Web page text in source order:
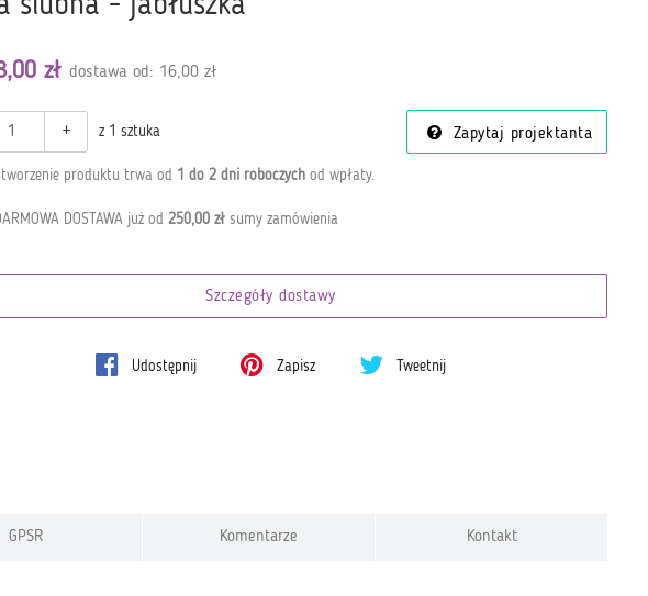
ślubna - jabłuszka
zł dostawa od: 16,00 zł
+ z 1 sztuka Zapytaj projektanta
produktu trwa od 1 do 2 dni roboczychod wpłaty.
DOSTAWA już od 250,00 złsumy zamówienia
Szczegóły dostawy
Udostępnij Zapisz Tweetnij
GPSR Komentarze Kontakt